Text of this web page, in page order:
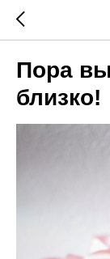
Пора
близко!